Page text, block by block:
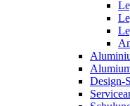
Design-